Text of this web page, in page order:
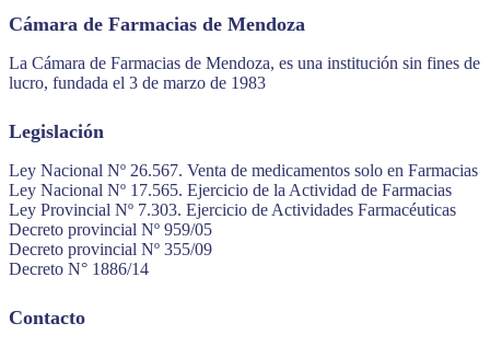
Cámara de Farmacias de Mendoza
La Cámara de Farmacias de Mendoza, es una institución sin fines de
lucro, fundada el 3 de marzo de 1983
Legislación
Ley Nacional Nº 26.567. Venta de medicamentos solo en Farmacias
Ley Nacional Nº 17.565. Ejercicio de la Actividad de Farmacias
Ley Provincial Nº 7.303. Ejercicio de Actividades Farmacéuticas
Decreto provincial Nº 959/05
Decreto provincial Nº 355/09
Decreto N° 1886/14
Contacto